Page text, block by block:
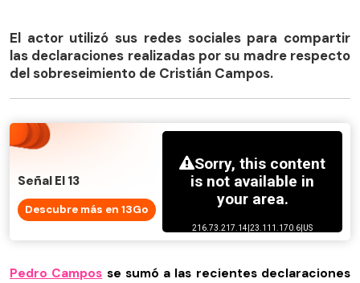
El actor utilizó sus redes sociales para compartir
las declaraciones realizadas por su madre respecto
del sobreseimiento de Cristián Campos.
Señal El 13
Descubre más en 13Go
Pedro Campos se sumó a las recientes declaraciones